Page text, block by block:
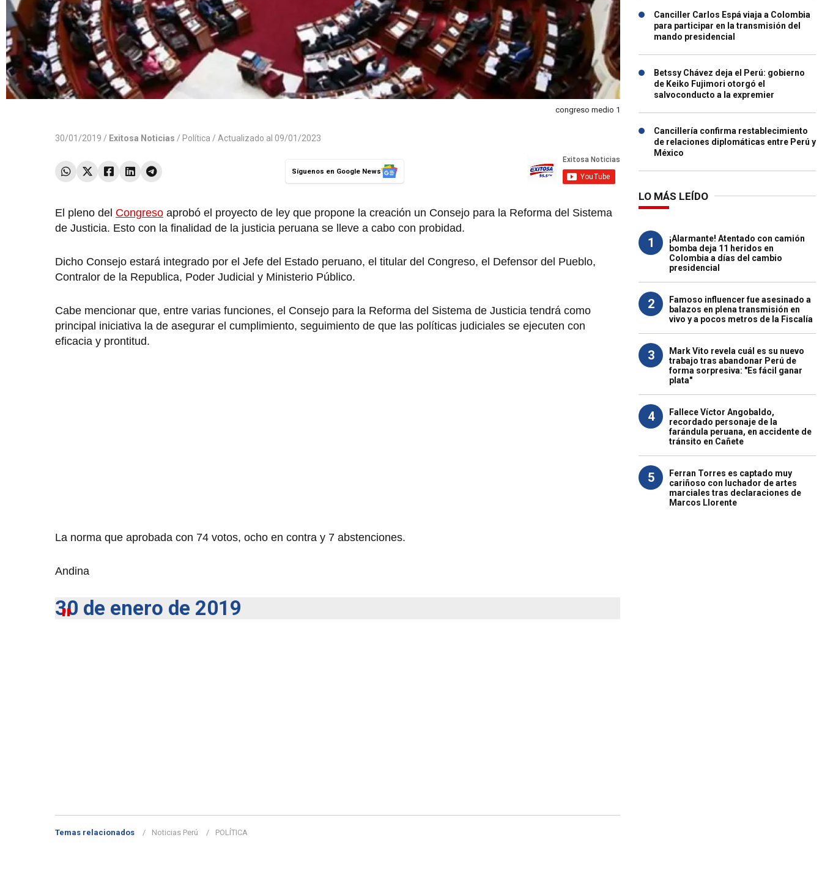
congreso medio 1
30/01/2019 / Exitosa Noticias / Política / Actualizado al 09/01/2023
Síguenos en Google News
El pleno del Congreso aprobó el proyecto de ley que propone la creación un Consejo para la Reforma del Sistema
de Justicia. Esto con la finalidad de la justicia peruana se lleve a cabo con probidad.
Dicho Consejo estará integrado por el Jefe del Estado peruano, el titular del Congreso, el Defensor del Pueblo,
Contralor de la Republica, Poder Judicial y Ministerio Público.
Cabe mencionar que, entre varias funciones, el Consejo para la Reforma del Sistema de Justicia tendrá como
principal iniciativa la de asegurar el cumplimiento, seguimiento de que las políticas judiciales se ejecuten con
eficacia y prontitud.
La norma que aprobada con 74 votos, ocho en contra y 7 abstenciones.
Andina
30 de enero de 2019
Temas relacionados Noticias Perú POLÍTICA
Canciller Carlos Espá viaja a Colombia
para participar en la transmisión del
mando presidencial
Betssy Chávez deja el Perú: gobierno
de Keiko Fujimori otorgó el
salvoconducto a la expremier
Cancillería confirma restablecimiento
de relaciones diplomáticas entre Perú y
México
LO MÁS LEÍDO
1
¡Alarmante! Atentado con camión
bomba deja 11 heridos en
Colombia a días del cambio
presidencial
2
Famoso influencer fue asesinado a
balazos en plena transmisión en
vivo y a pocos metros de la Fiscalía
3
Mark Vito revela cuál es su nuevo
trabajo tras abandonar Perú de
forma sorpresiva: "Es fácil ganar
plata"
4
Fallece Víctor Angobaldo,
recordado personaje de la
farándula peruana, en accidente de
tránsito en Cañete
5
Ferran Torres es captado muy
cariñoso con luchador de artes
marciales tras declaraciones de
Marcos Llorente